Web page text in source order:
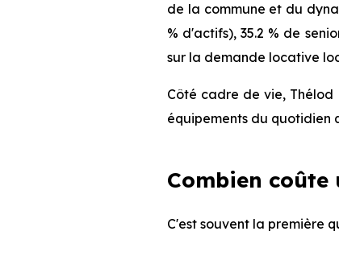
de la commune et du
% d'actifs), 35.2 % de
sur la demande locative
Côté cadre de vie, Thélod
équipements du quotidien
Combien coûte
C'est souvent la première